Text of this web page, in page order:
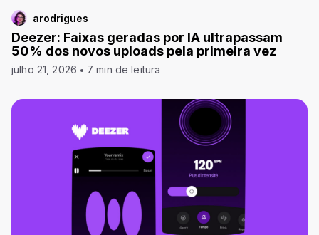
arodrigues
Deezer: Faixas geradas por IA ultrapassam
50% dos novos uploads pela primeira vez
julho 21, 2026 7 min de leitura